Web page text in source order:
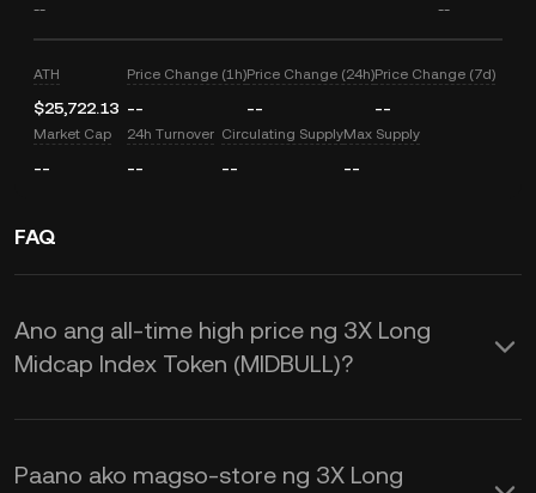
--
--
ATH
$25,722.13
Price Change (1h)
--
Price Change (24h)
--
Price Change (7d)
--
Market Cap
--
24h Turnover
--
Circulating Supply
--
Max Supply
--
FAQ
Ano ang all-time high price ng 3X Long
Midcap Index Token (MIDBULL)?
Paano ako magso-store ng 3X Long